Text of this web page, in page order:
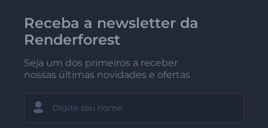
Receba a newsletter da
Renderforest
Seja um dos primeiros a receber
nossas últimas novidades e ofertas